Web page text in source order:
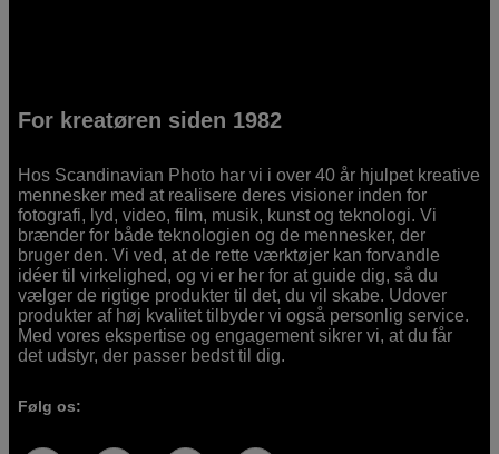
For kreatøren siden 1982
Hos Scandinavian Photo har vi i over 40 år hjulpet kreative
mennesker med at realisere deres visioner inden for
fotografi, lyd, video, film, musik, kunst og teknologi. Vi
brænder for både teknologien og de mennesker, der
bruger den. Vi ved, at de rette værktøjer kan forvandle
idéer til virkelighed, og vi er her for at guide dig, så du
vælger de rigtige produkter til det, du vil skabe. Udover
produkter af høj kvalitet tilbyder vi også personlig service.
Med vores ekspertise og engagement sikrer vi, at du får
det udstyr, der passer bedst til dig.
Følg os: